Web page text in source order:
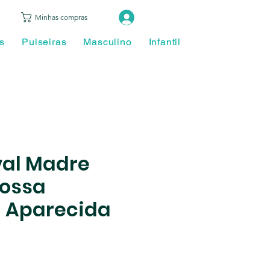
Minhas compras
Pulseiras Masculino Infantil
Madre
Aparecida